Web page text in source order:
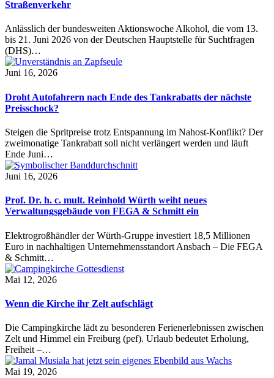
Straßenverkehr
Anlässlich der bundesweiten Aktionswoche Alkohol, die vom 13.
bis 21. Juni 2026 von der Deutschen Hauptstelle für Suchtfragen
(DHS)…
Juni 16, 2026
Droht Autofahrern nach Ende des Tankrabatts der nächste
Preisschock?
Steigen die Spritpreise trotz Entspannung im Nahost-Konflikt? Der
zweimonatige Tankrabatt soll nicht verlängert werden und läuft
Ende Juni…
Juni 16, 2026
Prof. Dr. h. c. mult. Reinhold Würth weiht neues
Verwaltungsgebäude von FEGA & Schmitt ein
Elektrogroßhändler der Würth-Gruppe investiert 18,5 Millionen
Euro in nachhaltigen Unternehmensstandort Ansbach – Die FEGA
& Schmitt…
Mai 12, 2026
Wenn die Kirche ihr Zelt aufschlägt
Die Campingkirche lädt zu besonderen Ferienerlebnissen zwischen
Zelt und Himmel ein Freiburg (pef). Urlaub bedeutet Erholung,
Freiheit –…
Mai 19, 2026